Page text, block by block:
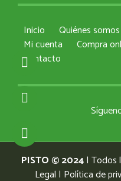
Inicio Quiénes somos
Mi cuenta
Compra
Contacto
PISTO © 2024| Todos
Legal | Política de